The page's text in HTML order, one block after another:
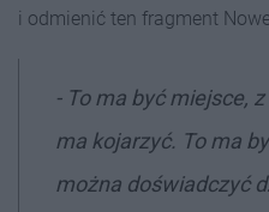
i odmienić ten fragment
- To ma być miejsce,
ma kojarzyć. To ma
można doświadczyć